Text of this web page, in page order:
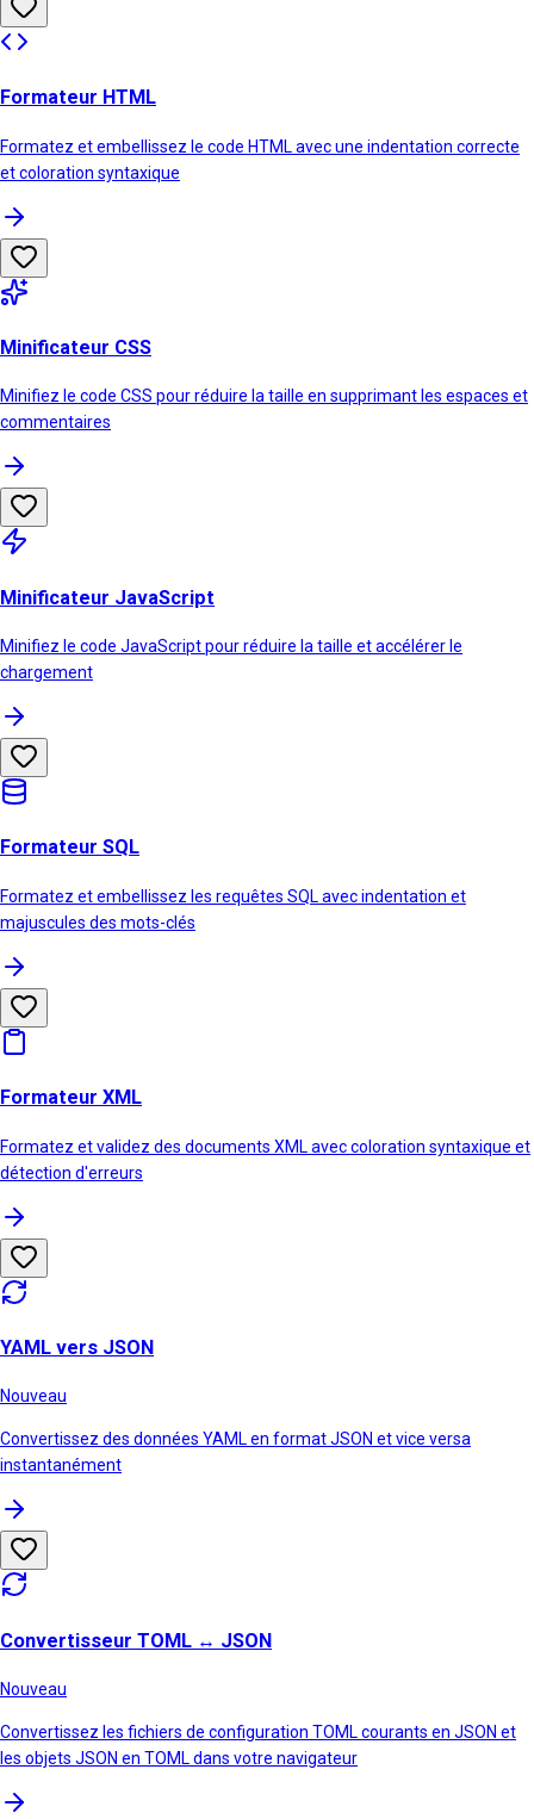
Formateur HTML
Formatez et embellissez le code HTML avec une indentation correcte
et coloration syntaxique
Minificateur CSS
Minifiez le code CSS pour réduire la taille en supprimant les espaces et
commentaires
Minificateur JavaScript
Minifiez le code JavaScript pour réduire la taille et accélérer le
chargement
Formateur SQL
Formatez et embellissez les requêtes SQL avec indentation et
majuscules des mots-clés
Formateur XML
Formatez et validez des documents XML avec coloration syntaxique et
détection d'erreurs
YAML vers JSON
Nouveau
Convertissez des données YAML en format JSON et vice versa
instantanément
Convertisseur TOML ↔ JSON
Nouveau
Convertissez les fichiers de configuration TOML courants en JSON et
les objets JSON en TOML dans votre navigateur